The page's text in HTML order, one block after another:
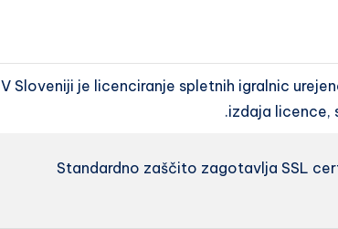
V Sloveniji je licenciranje spletnih igralnic
izdaja licence,
Standardno zaščito zagotavlja SSL